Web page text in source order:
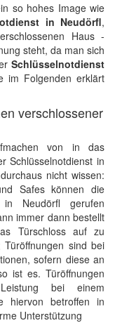
so hohes Image wie
in Neudörfl,
Haus -
steht, da man sich
Schlüsselnotdienst
im Folgenden erklärt
verschlossener
von in das
Schlüsselnotdienst in
nicht wissen:
Safes können die
in Neudörfl gerufen
immer dann bestellt
Türschloss auf zu
sind bei
sofern diese an
ist es. Türöffnungen
bei einem
hiervon betroffen in
Unterstützung